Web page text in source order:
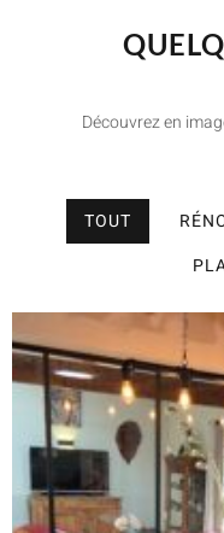
Découvrez en
TOUT